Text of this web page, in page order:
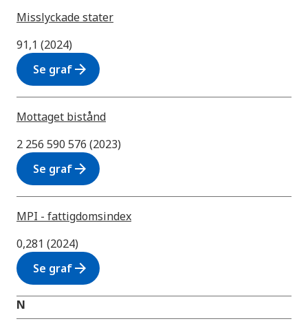
Misslyckade stater
91,1 (2024)
Se grafarrow_forward
Mottaget bistånd
2 256 590 576 (2023)
Se grafarrow_forward
MPI - fattigdomsindex
0,281 (2024)
Se grafarrow_forward
N